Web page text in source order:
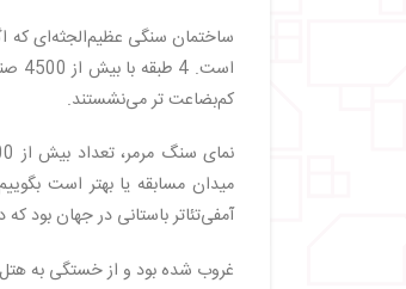
کم‌بضاعت‌ تر می‌نشستند.
میدان مسابقه یا بهتر است
آمفی‌تئاتر باستانی در جهان بود
غروب شده بود و از خستگی به